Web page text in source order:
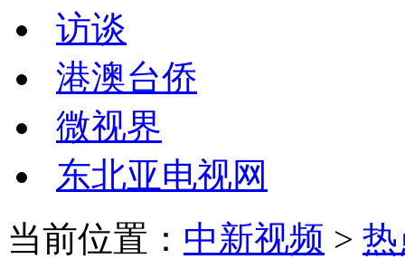
访谈
港澳台侨
微视界
东北亚电视网
当前位置： 中新视频 >